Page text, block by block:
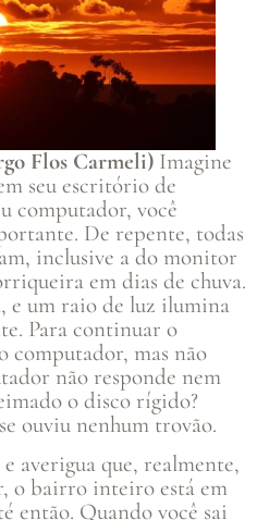
Flos Carmeli) Imagine
seu escritório de
computador, você
De repente, todas
inclusive a do monitor
em dias de chuva.
e um raio de luz ilumina
Para continuar o
computador, mas não
não responde nem
o disco rígido?
ouviu nenhum trovão.
averigua que, realmente,
o bairro inteiro está em
então. Quando você sai